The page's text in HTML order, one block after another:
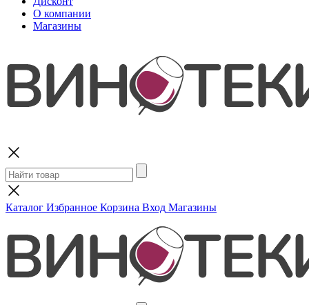
О компании
Магазины
Каталог Избранное Корзина Вход Магазины